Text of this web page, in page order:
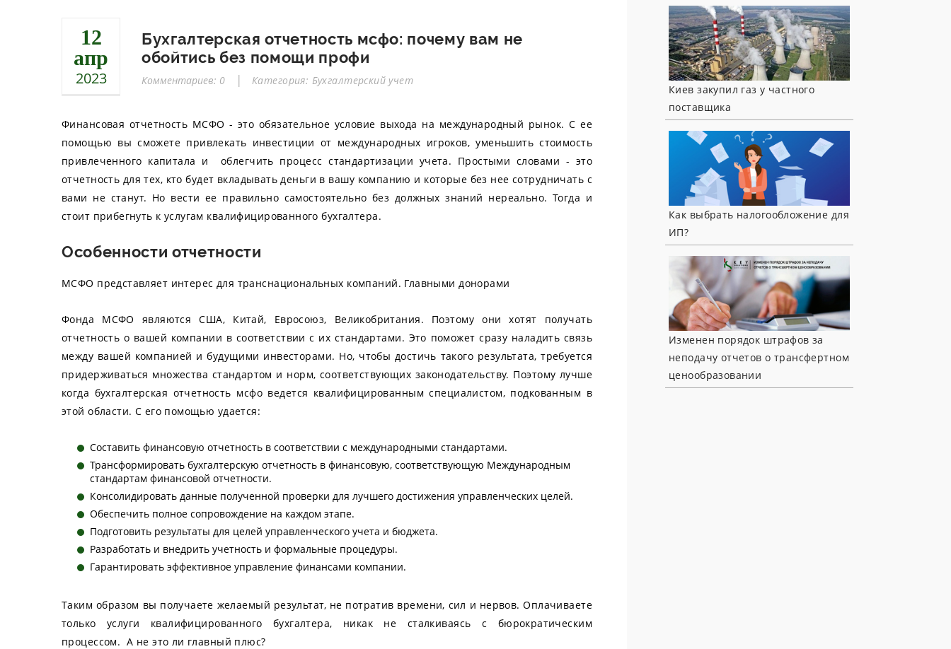
12
апр
2023
Бухгалтерская отчетность мсфо: почему вам не
обойтись без помощи профи
Комментариев: 0 Категория: Бухгалтерский учет
Финансовая отчетность МСФО - это обязательное условие выхода на международный рынок. С ее
помощью вы сможете привлекать инвестиции от международных игроков, уменьшить стоимость
привлеченного капитала и облегчить процесс стандартизации учета. Простыми словами - это
отчетность для тех, кто будет вкладывать деньги в вашу компанию и которые без нее сотрудничать с
вами не станут. Но вести ее правильно самостоятельно без должных знаний нереально. Тогда и
стоит прибегнуть к услугам квалифицированного бухгалтера.
Особенности отчетности
МСФО представляет интерес для транснациональных компаний. Главными донорами
Фонда МСФО являются США, Китай, Евросоюз, Великобритания. Поэтому они хотят получать
отчетность о вашей компании в соответствии с их стандартами. Это поможет сразу наладить связь
между вашей компанией и будущими инвесторами. Но, чтобы достичь такого результата, требуется
придерживаться множества стандартом и норм, соответствующих законодательству. Поэтому лучше
когда бухгалтерская отчетность мсфо ведется квалифицированным специалистом, подкованным в
этой области. С его помощью удается:
Составить финансовую отчетность в соответствии с международными стандартами.
Трансформировать бухгалтерскую отчетность в финансовую, соответствующую Международным
стандартам финансовой отчетности.
Консолидировать данные полученной проверки для лучшего достижения управленческих целей.
Обеспечить полное сопровождение на каждом этапе.
Подготовить результаты для целей управленческого учета и бюджета.
Разработать и внедрить учетность и формальные процедуры.
Гарантировать эффективное управление финансами компании.
Таким образом вы получаете желаемый результат, не потратив времени, сил и нервов. Оплачиваете
только услуги квалифицированного бухгалтера, никак не сталкиваясь с бюрократическим
процессом. А не это ли главный плюс?
Киев закупил газ у частного
поставщика
Как выбрать налогообложение для
ИП?
Изменен порядок штрафов за
неподачу отчетов о трансфертном
ценообразовании